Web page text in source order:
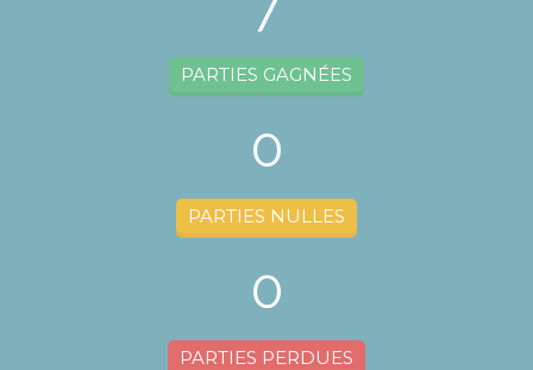
PARTIES GAGNÉES
0
PARTIES NULLES
0
PARTIES PERDUES